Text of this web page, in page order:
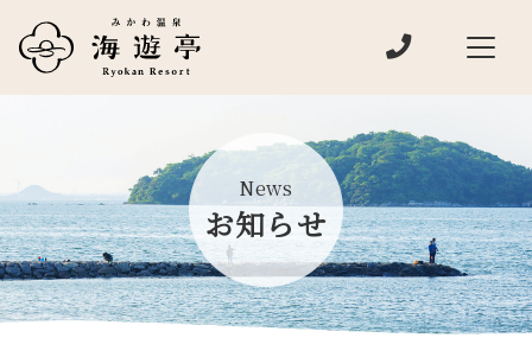
メインナビゲーション 電話でお問い
News
お知らせ